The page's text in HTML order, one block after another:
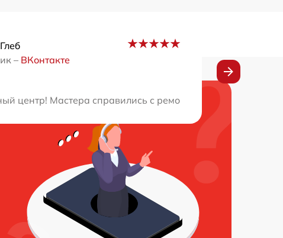
вашей работой. Рекомендую этот сервисный центр всем!
– ВКонтакте
центр! Мастера справились с ремонтом моей техники